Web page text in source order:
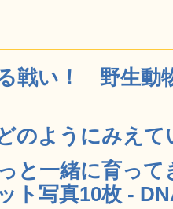
戦い！ 野生動
のようにみえ
と一緒に育っ
ト写真10枚 -